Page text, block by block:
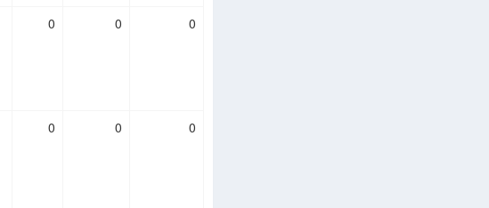
0 0 0
0 0 0